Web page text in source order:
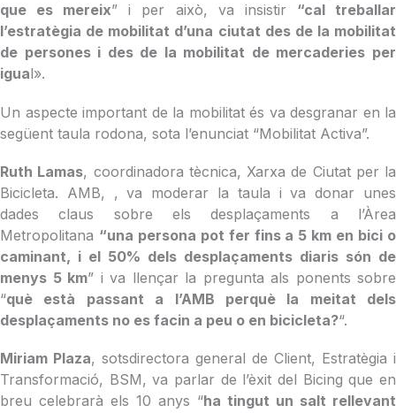
que es mereix” i per això, va insistir “cal treballar
l’estratègia de mobilitat d’una ciutat des de la mobilitat
de persones i des de la mobilitat de mercaderies per
igual».
Un aspecte important de la mobilitat és va desgranar en la
següent taula rodona, sota l’enunciat “Mobilitat Activa”.
Ruth Lamas, coordinadora tècnica, Xarxa de Ciutat per la
Bicicleta. AMB, , va moderar la taula i va donar unes
dades claus sobre els desplaçaments a l’Àrea
Metropolitana “una persona pot fer fins a 5 km en bici o
caminant, i el 50% dels desplaçaments diaris són de
menys 5 km” i va llençar la pregunta als ponents sobre
“què està passant a l’AMB perquè la meitat dels
desplaçaments no es facin a peu o en bicicleta?“.
Miriam Plaza, sotsdirectora general de Client, Estratègia i
Transformació, BSM, va parlar de l’èxit del Bicing que en
breu celebrarà els 10 anys “ha tingut un salt rellevant